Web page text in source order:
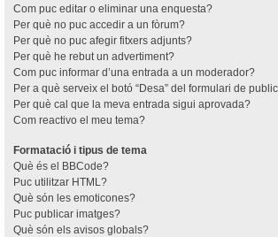
Com puc editar o eliminar una enquesta?
Per què no puc accedir a un fòrum?
Per què no puc afegir fitxers adjunts?
Per què he rebut un advertiment?
Com puc informar d’una entrada a un moderador?
Per a què serveix el botó “Desa” del formulari de
Per què cal que la meva entrada sigui aprovada?
Com reactivo el meu tema?
Formatació i tipus de tema
Què és el BBCode?
Puc utilitzar HTML?
Què són les emoticones?
Puc publicar imatges?
Què són els avisos globals?